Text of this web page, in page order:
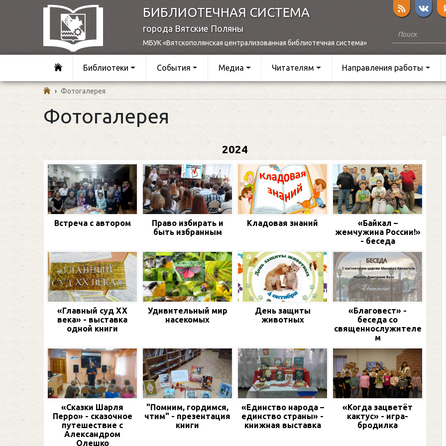
БИБЛИОТЕЧНАЯ СИСТЕМА
города Вятские Поляны
МБУК «Вятскополянская централизованная библиотечная система»
Библиотеки События Медиа Читателям Направления работы
› Фотогалерея
Фотогалерея
2024
Встреча с автором
Право избирать и
быть избранным
Кладовая знаний
«Байкал –
жемчужина России!»
- беседа
«Главный суд XX
века» - выставка
одной книги
Удивительный мир
насекомых
День защиты
животных
«Благовест» -
беседа со
священнослужителе
м
«Сказки Шарля
Перро» - сказочное
путешествие с
Александром
Олешко
"Помним, гордимся,
чтим" - презентация
книги
«Единство народа –
единство страны» -
книжная выставка
«Когда зацветёт
кактус» - игра-
бродилка